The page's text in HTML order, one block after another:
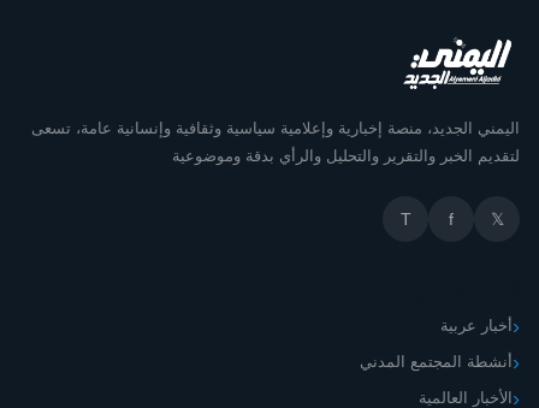
اليمني الجديد، منصة إخبارية وإعلامية سياسية وثقافية وإنسانية عامة، تسعى
لتقديم الخبر والتقرير والتحليل والرأي بدقة وموضوعية
𝕏
f
T
أخبار عربية
أنشطة المجتمع المدني
الأخبار العالمية